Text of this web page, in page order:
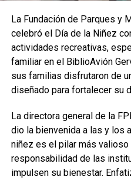
La Fundación de Parques y
celebró el Día de la Niñez
actividades recreativas,
familiar en el BiblioAvión
sus familias disfrutaron de
diseñado para fortalecer su
La directora general de la
dio la bienvenida a las y los
niñez es el pilar más
responsabilidad de las
impulsen su bienestar.